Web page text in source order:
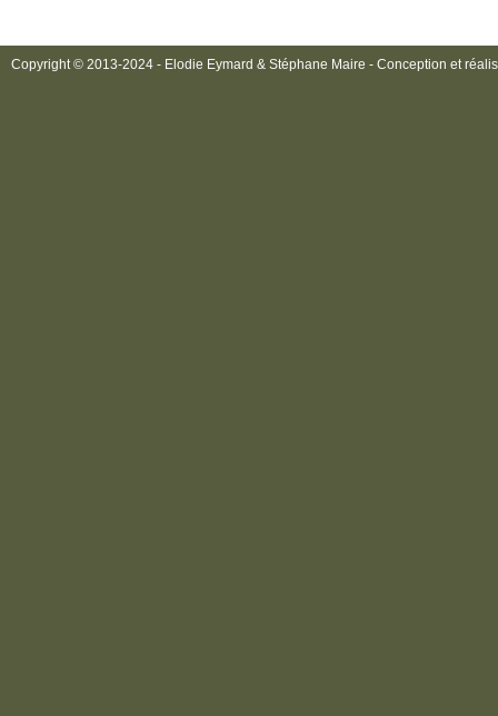
Copyright © 2013-2024 - Elodie Eymard & Stéphane Maire - Conception et